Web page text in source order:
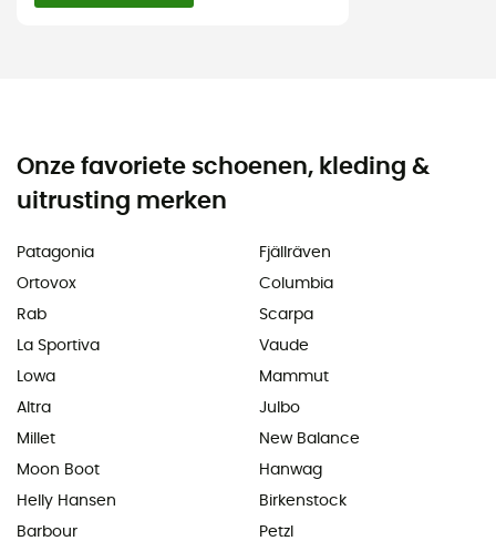
Onze favoriete schoenen, kleding &
uitrusting merken
Patagonia
Ortovox
Rab
La Sportiva
Lowa
Altra
Millet
Moon Boot
Helly Hansen
Barbour
Fjällräven
Columbia
Scarpa
Vaude
Mammut
Julbo
New Balance
Hanwag
Birkenstock
Petzl